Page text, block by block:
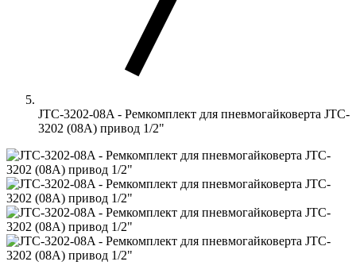
JTC-3202-08A - Ремкомплект для пневмогайковерта JTC-
3202 (08А) привод 1/2"